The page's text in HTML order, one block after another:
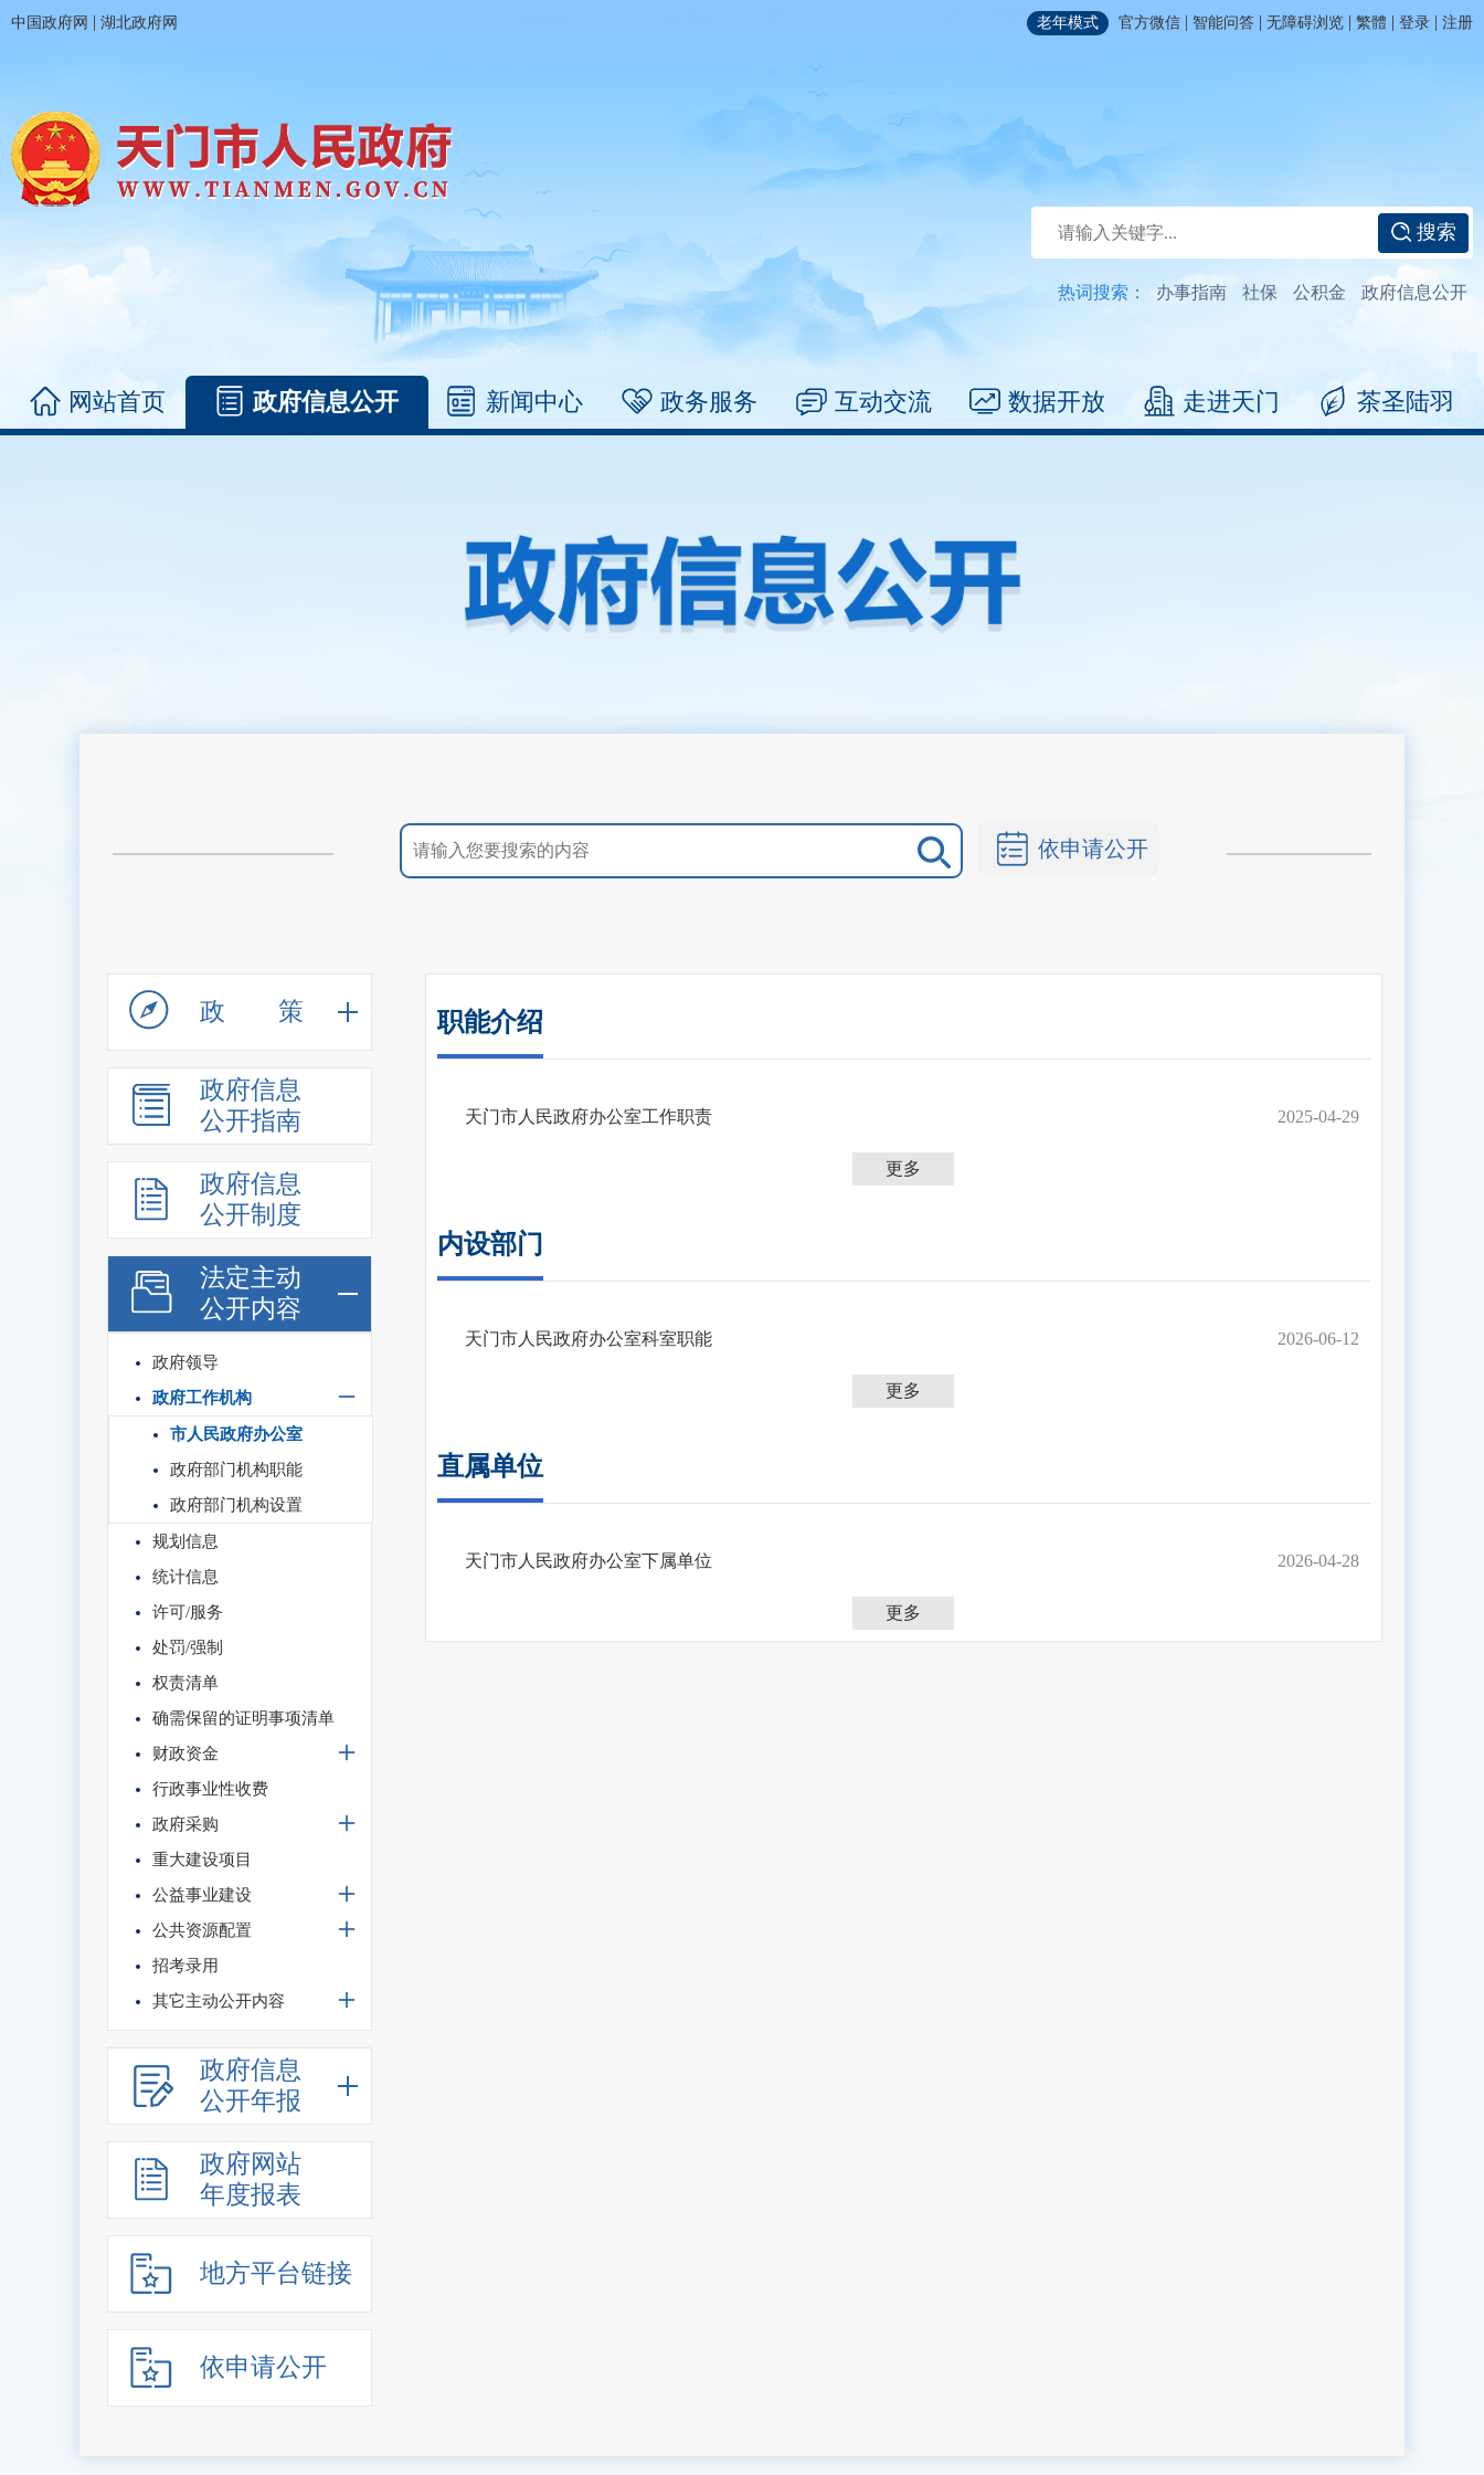
中国政府网 | 湖北政府网 老年模式 官方微信 | 智能问答 | 无障碍浏览 | 繁體 | 登录 | 注册
搜索
热词搜索： 办事指南 社保 公积金 政府信息公开
网站首页 政府信息公开 新闻中心 政务服务 互动交流 数据开放 走进天门 茶圣陆羽
依申请公开
政策
政府信息
公开指南
政府信息
公开制度
法定主动
公开内容
政府领导
政府工作机构
市人民政府办公室
政府部门机构职能
政府部门机构设置
规划信息
统计信息
许可/服务
处罚/强制
权责清单
确需保留的证明事项清单
财政资金
行政事业性收费
政府采购
重大建设项目
公益事业建设
公共资源配置
招考录用
其它主动公开内容
政府信息
公开年报
政府网站
年度报表
地方平台链接
依申请公开
职能介绍
天门市人民政府办公室工作职责 2025-04-29
更多
内设部门
天门市人民政府办公室科室职能 2026-06-12
更多
直属单位
天门市人民政府办公室下属单位 2026-04-28
更多